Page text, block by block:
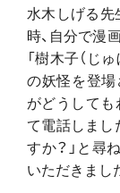
水木しげる先
時、自分で漫
「樹木子（じ
の妖怪を登場
がどうしても
て電話しまし
すか？」と尋
いただきまし